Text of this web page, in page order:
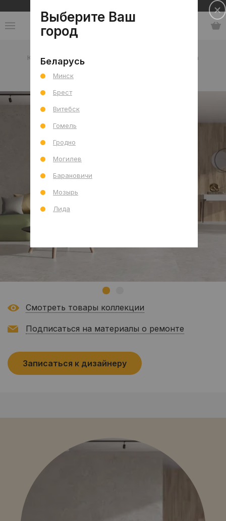
Каталог коллекция Alba
Смотреть товары коллекции
Подписаться на материалы о ремонте
Записаться к дизайнеру
Выберите Ваш
город
Беларусь
Минск
Брест
Витебск
Гомель
Гродно
Могилев
Барановичи
Мозырь
Лида